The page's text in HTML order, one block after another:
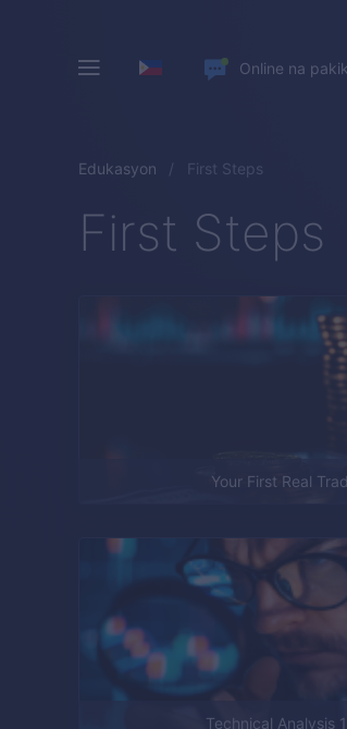
Online na
Edukasyon First Steps
First Steps
Your First Real
Technical Analysis